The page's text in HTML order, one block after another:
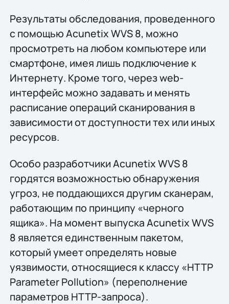
Результаты обследования, проведенного
с помощью Acunetix WVS 8, можно
просмотреть на любом компьютере или
смартфоне, имея лишь подключение к
Интернету. Кроме того, через web-
интерфейс можно задавать и менять
расписание операций сканирования в
зависимости от доступности тех или иных
ресурсов.
Особо разработчики Acunetix WVS 8
гордятся возможностью обнаружения
угроз, не поддающихся другим сканерам,
работающим по принципу «черного
ящика». На момент выпуска Acunetix WVS
8 является единственным пакетом,
который умеет определять новые
уязвимости, относящиеся к классу «HTTP
Parameter Pollution» (переполнение
параметров HTTP-запроса).